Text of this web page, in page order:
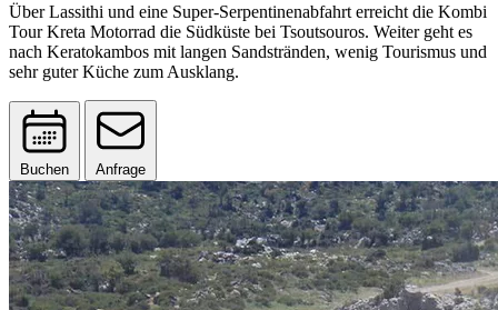
Über Lassithi und eine Super-Serpentinenabfahrt erreicht die Kombi
Tour Kreta Motorrad die Südküste bei Tsoutsouros. Weiter geht es
nach Keratokambos mit langen Sandstränden, wenig Tourismus und
sehr guter Küche zum Ausklang.
Buchen Anfrage